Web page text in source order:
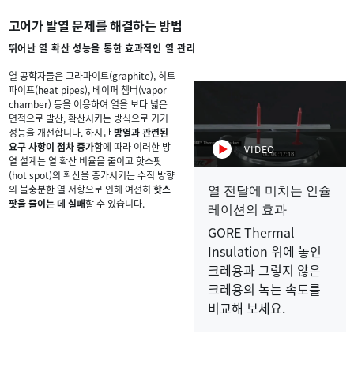
고어가 발열 문제를 해결하는 방법
뛰어난 열 확산 성능을 통한 효과적인 열 관리
VIDEO
열 전달에 미치는 인슐
레이션의 효과
GORE Thermal
Insulation 위에 놓인
크레용과 그렇지 않은
크레용의 녹는 속도를
비교해 보세요.
열 공학자들은 그라파이트(graphite), 히트
파이프(heat pipes), 베이퍼 챔버(vapor
chamber) 등을 이용하여 열을 보다 넓은
면적으로 발산, 확산시키는 방식으로 기기
성능을 개선합니다. 하지만방열과 관련된
요구 사항이 점차 증가함에 따라 이러한 방
열 설계는 열 확산 비율을 줄이고 핫스팟
(hot spot)의 확산을 증가시키는 수직 방향
의 불충분한 열 저항으로 인해 여전히 핫스
팟을 줄이는 데 실패할 수 있습니다.